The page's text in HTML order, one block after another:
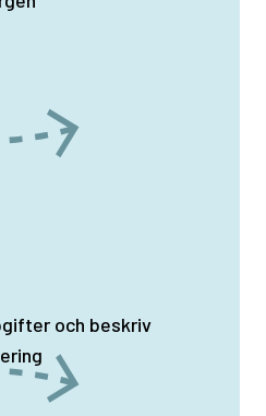
och beskriv